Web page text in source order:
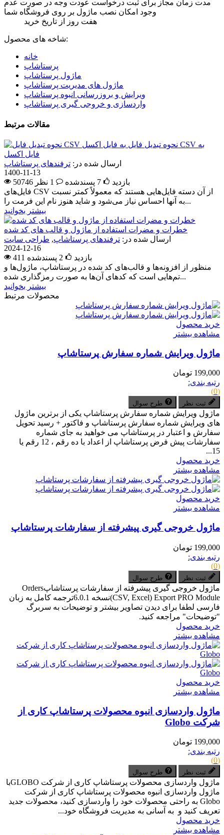
مدت زمان مجاز برای ثبت درخواست عودت وجه در صورت عدم
وجود امکان نصب ماژول بر روی فروشگاه شما
هفت روز از تاریخ خرید
شاخه های محصول:
خانه
پرستاشاپ
ماژول پرستاشاپ
ماژول های مدیریت پرستاشاپ
ویرایش و بروزرسانی انبوه پرستاشاپ
واردسازی و خروجی گیری پرستاشاپ
مقالات مرتبط
نحوه تبدیل فایل CSV به
فایل اکسل
ارسال شده در: ترفندهای پرستاشاپ
1400-11-13
50746 بازدید
7 پسندشده
1 نظر
فایل‌های CSV از آن دسته فایل‌هایی هستند که معمولاً کمتر نسبت
به آنها احساس نیاز می‌شود و شاید هنوز نام این فرمت را...
بیشتر بخوانید
خطرات و مضرات استفاده از ماژول و قالب های کد شده
ارسال شده در: ترفندهای پرستاشاپ, طراحی سایت
2024-12-16
411 بازدید
2 پسندشده
منظور از افزونه‌ها و قالب‌های کد شده در پرستاشاپ، ماژول‌ها و
تم‌هایی است که کدهای آن‌ها به صورت رمزگذاری شده...
بیشتر بخوانید
محصولات مرتبط
خرید محصول
مشاهده بیشتر
ماژول ویرایش شماره سفارش پرستاشاپ
199,000 تومان
رتبه بندی:
(0)
ثبت نظر طرح سوال
ماژول ویرایش شماره سفارش پرستاشاپ یکی از برترین ماژول
های ویرایش شماره سفارش پرستاشاپ و فاکتور + رسید تحویل
سفارش و اعتبار در پرستاشاپ می خواهید به جای شماره
سفارشات پیش فرض پرستاشاپ از اعداد با ده رقم ، 12 رقم یا
15...
خرید محصول
مشاهده بیشتر
خرید محصول
مشاهده بیشتر
ماژول خروجی گیری پیشرفته از سفارشات پرستاشاپ
199,000 تومان
رتبه بندی:
(0)
ثبت نظر طرح سوال
ماژول خروجی گیری پیشرفته از سفارشات پرستاشاپOrders
(CSV, Excel) Export PRO Moduleنسخه 6.0.1ترجمه کامل به زبان
فارسی لطفا برای دیدن تصاویر بیشتر و توضیحات به سربرگ
"توضیحات" مراجعه کنید.
خرید محصول
مشاهده بیشتر
خرید محصول
مشاهده بیشتر
ماژول واردسازی انبوه محصولات پرستاشاپ کاری از
شرکت Globo
199,000 تومان
رتبه بندی:
(0)
ثبت نظر طرح سوال
ماژول واردسازی محصولات پرستاشاپ کاری از شرکت GLOBOبا
ماژول واردسازی انبوه محصولات پرستاشاپ کاری از شرکت
Globo به راحتی محصولات خود را واردسازی کنید، محصولات جدید
تعریف کنید و به آسانی به مدیریت فروشگاه خود...
خرید محصول
مشاهده بیشتر